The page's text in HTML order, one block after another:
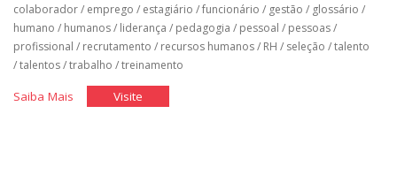
colaborador/ emprego / estagiário /funcionário / gestão / glossário /
humano / humanos/ liderança / pedagogia / pessoal / pessoas/
profissional / recrutamento / recursos humanos/ RH / seleção /talento
/talentos/trabalho /treinamento
Saiba Mais"GlossárioVisite"Glossário